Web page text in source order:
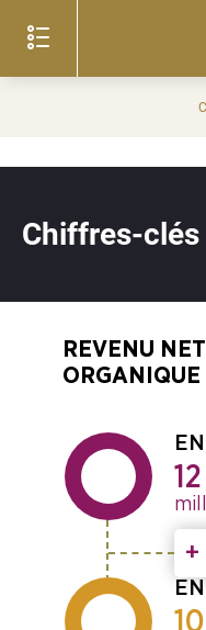
(c)
Chiffres-clés
REVENU
ORGANIQUE
+